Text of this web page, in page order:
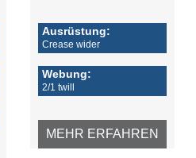
Ausrüstung:
Crease wider
Webung:
2/1 twill
MEHR ERFAHREN